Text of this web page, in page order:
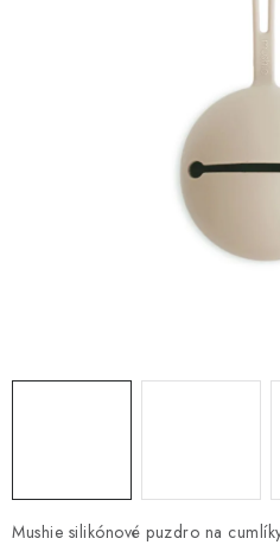
Podmienky ochrany osobných
Formulár na odstúpenie od zmluvy
Mushie silikónové puzdro na